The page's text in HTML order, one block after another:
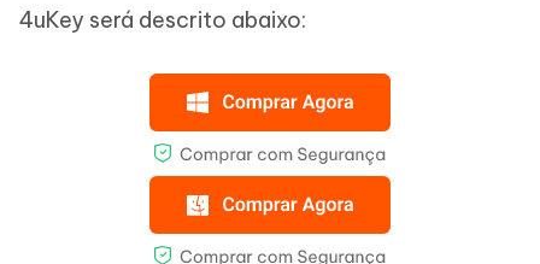
4uKey será descrito abaixo: